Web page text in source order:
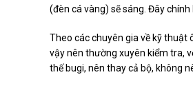
(đèn cá vàng) sẽ sáng. Đây
Theo các chuyên gia về kỹ thuật
vậy nên thường xuyên kiểm tra,
thế bugi, nên thay cả bộ, không